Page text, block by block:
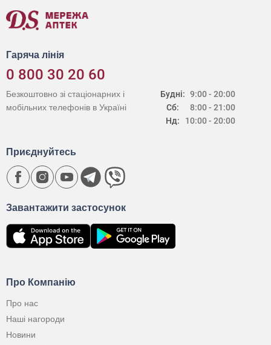
Гаряча лінія
0 800 30 20 60
Будні:
Сб:
Нд:
9:00 - 20:00
8:00 - 21:00
10:00 - 20:00
Безкоштовно зі стаціонарних і
мобільних телефонів в Україні
Про Компанію
Про нас
Наші нагороди
Новини
Завантажити застосунок
Приєднуйтесь